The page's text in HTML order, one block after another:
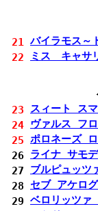
21
バイラモス～
22
ミス キャサ
23
スィート ス
24
ヴァルス フ
25 ポロネーズ
26
ライナ サモ
27
ブルピュッツ
28
セブ アケロ
29 ベロリッツァ